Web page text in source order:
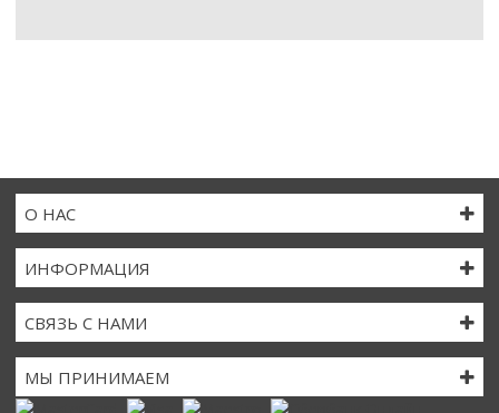
О НАС
ИНФОРМАЦИЯ
СВЯЗЬ С НАМИ
МЫ ПРИНИМАЕМ